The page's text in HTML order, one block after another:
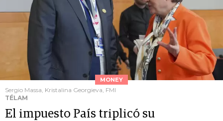
MONEY
Sergio Massa, Kristalina Georgieva, FMI
TÉLAM
El impuesto País triplicó su